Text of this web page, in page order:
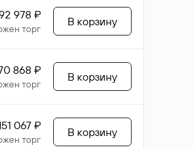
978 ₽
торг
В корзину
868 ₽
торг
В корзину
067 ₽
торг
В корзину